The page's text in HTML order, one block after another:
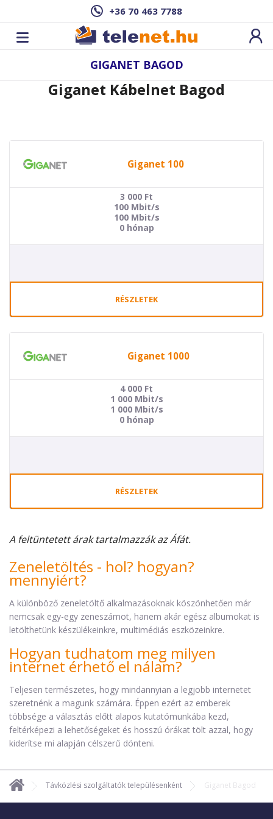
+36 70 463 7788
GIGANET BAGOD
Giganet Kábelnet Bagod
Giganet 100
3 000 Ft
100 Mbit/s
100 Mbit/s
0 hónap
RÉSZLETEK
Giganet 1000
4 000 Ft
1 000 Mbit/s
1 000 Mbit/s
0 hónap
RÉSZLETEK
A feltüntetett árak tartalmazzák az Áfát.
Zeneletöltés - hol? hogyan?
mennyiért?
A különböző zeneletöltő alkalmazásoknak köszönhetően már
nemcsak egy-egy zeneszámot, hanem akár egész albumokat is
letölthetünk készülékeinkre, multimédiás eszközeinkre.
Hogyan tudhatom meg milyen
internet érhető el nálam?
Teljesen természetes, hogy mindannyian a legjobb internetet
szeretnénk a magunk számára. Éppen ezért az emberek
többsége a választás előtt alapos kutatómunkába kezd,
feltérképezi a lehetőségeket és hosszú órákat tölt azzal, hogy
kiderítse mi alapján célszerű dönteni.
Távközlési szolgáltatók településenként Giganet Bagod